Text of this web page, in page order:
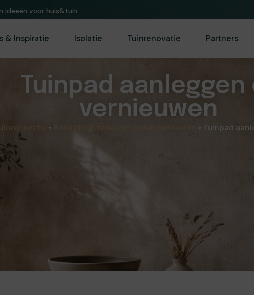
ideeën voor huis&tuin.
& Inspiratie Isolatie Tuinrenovatie Partners
Tuinpad aanleggen
vernieuwen
• • Tuinpad